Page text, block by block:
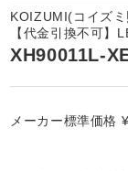
KOIZUMI(コイズ
【代金引換不可
XH90011L-
メーカー標準価格